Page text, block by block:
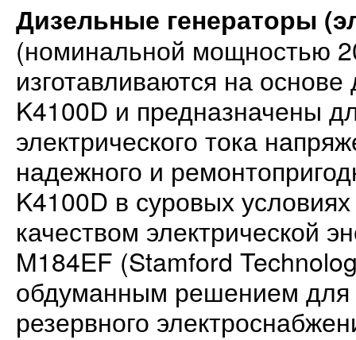
Дизельные генераторы
(номинальной мощностью
изготавливаются на
K4100D и предназначены
электрического тока
надежного и
K4100D в суровых
качеством электрической
M184EF (Stamford
обдуманным решением для
резервного